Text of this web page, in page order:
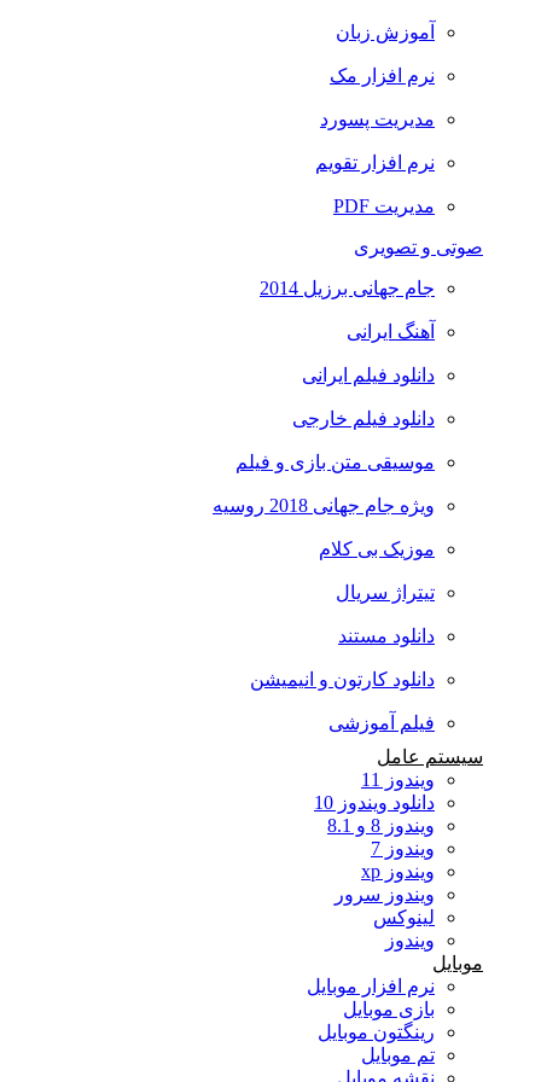
آموزش زبان
نرم افزار مک
مدیریت پسورد
نرم افزار تقویم
مدیریت PDF
صوتی و تصویری
جام جهانی برزیل 2014
آهنگ ایرانی
دانلود فیلم ایرانی
دانلود فیلم خارجی
موسیقی متن بازی و فیلم
ویژه جام جهانی 2018 روسیه
موزیک بی کلام
تیتراژ سریال
دانلود مستند
دانلود کارتون و انیمیشن
فیلم آموزشی
سیستم عامل
ویندوز 11
دانلود ویندوز 10
ویندوز 8 و 8.1
ویندوز 7
ویندوز xp
ویندوز سرور
لینوکس
ویندوز
موبایل
نرم افزار موبایل
بازی موبایل
رینگتون موبایل
تم موبایل
نقشه موبایل